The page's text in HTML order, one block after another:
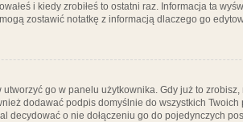
i kiedy zrobiłeś to ostatni raz. Informacja ta
zostawić notatkę z informacją dlaczego go
go w panelu użytkownika. Gdy już to
dodawać podpis domyślnie do wszystkich
decydować o nie dołączeniu go do pojedynczych